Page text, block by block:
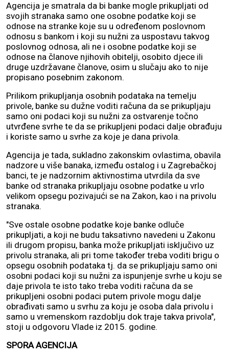
Agencija je smatrala da bi banke mogle prikupljati od
svojih stranaka samo one osobne podatke koji se
odnose na stranke koje su u određenom poslovnom
odnosu s bankom i koji su nužni za uspostavu takvog
poslovnog odnosa, ali ne i osobne podatke koji se
odnose na članove njihovih obitelji, osobito djece ili
druge uzdržavane članove, osim u slučaju ako to nije
propisano posebnim zakonom.
Prilikom prikupljanja osobnih podataka na temelju
privole, banke su dužne voditi računa da se prikupljaju
samo oni podaci koji su nužni za ostvarenje točno
utvrđene svrhe te da se prikupljeni podaci dalje obrađuju
i koriste samo u svrhe za koje je dana privola.
Agencija je tada, sukladno zakonskim ovlastima, obavila
nadzore u više banaka, između ostalog i u Zagrebačkoj
banci, te je nadzornim aktivnostima utvrdila da sve
banke od stranaka prikupljaju osobne podatke u vrlo
velikom opsegu pozivajući se na Zakon, kao i na privolu
stranaka.
"Sve ostale osobne podatke koje banke odluče
prikupljati, a koji ne budu taksativno navedeni u Zakonu
ili drugom propisu, banka može prikupljati isključivo uz
privolu stranaka, ali pri tome također treba voditi brigu o
opsegu osobnih podataka tj. da se prikupljaju samo oni
osobni podaci koji su nužni za ispunjenje svrhe u koju se
daje privola te isto tako treba voditi računa da se
prikupljeni osobni podaci putem privole mogu dalje
obrađivati samo u svrhu za koju je osoba dala privolu i
samo u vremenskom razdoblju dok traje takva privola",
stoji u odgovoru Vlade iz 2015. godine.
SPORA AGENCIJA